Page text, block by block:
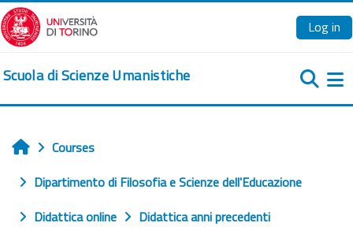
Skip to main content
Log in
Scuola di Scienze Umanistiche
Home
Courses
Dipartimento di Filosofia e Scienze dell'Educazione
Didattica online
Didattica anni precedenti